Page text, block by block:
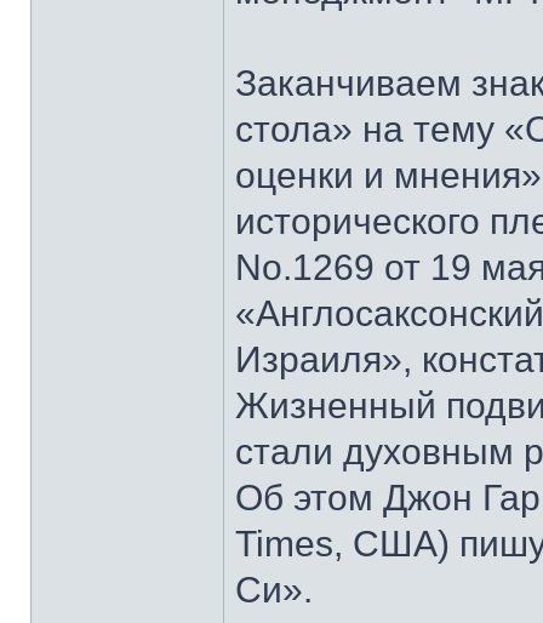
Заканчиваем
стола» на тему
оценки и
исторического
No.1269 от 19
Израиля»,
Жизненный
стали духовным
Об этом Джон
Times, США)
Си».